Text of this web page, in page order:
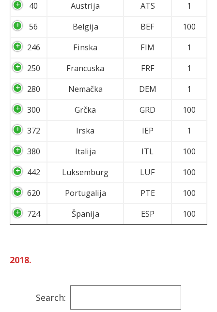
40
Austrija ATS
1
56
Belgija BEF
100
246
Finska FIM
1
250
Francuska FRF
1
280
Nemačka DEM
1
300
Grčka GRD
100
372
Irska IEP
1
380
Italija ITL
100
442
Luksemburg LUF
100
620
Portugalija PTE
100
724
Španija ESP 100
2018.
Search: